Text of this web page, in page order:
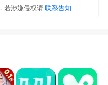
若涉嫌侵权请 联系告知